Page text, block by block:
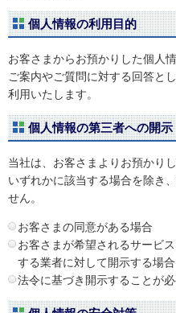
個人情報の利用目的
お客さまからお預かりした個人
ご案内やご質問に対する回答と
利用いたします。
個人情報の第三者への開
当社は、お客さまよりお預かり
いずれかに該当する場合を除き
せん。
お客さまの同意がある場合
お客さまが希望されるサービ
する業者に対して開示する場合
法令に基づき開示することが